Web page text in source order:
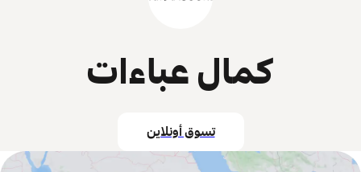
كمال عباءات
تسوق أونلاين